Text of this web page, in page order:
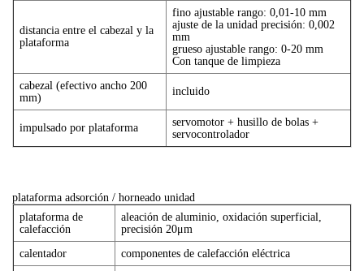
distancia entre el cabezal y la
plataforma
fino ajustable rango: 0,01-10 mm
ajuste de la unidad precisión: 0,002
mm
grueso ajustable rango: 0-20 mm
Con tanque de limpieza
cabezal (efectivo ancho 200
mm)
incluido
impulsado por plataforma
servomotor + husillo de bolas +
servocontrolador
plataforma adsorción / horneado unidad
plataforma de
calefacción
aleación de aluminio, oxidación superficial,
precisión 20μm
calentador
componentes de calefacción eléctrica